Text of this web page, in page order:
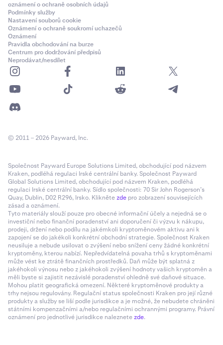
oznámení o ochraně osobních údajů
Podmínky služby
Nastavení souborů cookie
Oznámení o ochraně soukromí uchazečů
Oznámení
Pravidla obchodování na burze
Centrum pro dodržování předpisů
Neprodávat/nesdílet
© 2011 – 2026 Payward, Inc.
Společnost Payward Europe Solutions Limited, obchodující pod názvem
Kraken, podléhá regulaci Irské centrální banky. Společnost Payward
Global Solutions Limited, obchodující pod názvem Kraken, podléhá
regulaci Irské centrální banky. Sídlo společnosti: 70 Sir John Rogerson’s
Quay, Dublin, D02 R296, Irsko. Kliknětezde pro zobrazení souvisejících
zásad a oznámení.
Tyto materiály slouží pouze pro obecné informační účely a nejedná se o
investiční nebo finanční poradenství ani doporučení či výzvu k nákupu,
prodeji, držení nebo podílu na jakémkoli kryptoměnovém aktivu ani k
zapojení se do jakékoli konkrétní obchodní strategie. Společnost Kraken
neusiluje a nebude usilovat o zvýšení nebo snížení ceny žádné konkrétní
kryptoměny, kterou nabízí. Nepředvídatelná povaha trhů s kryptoměnami
může vést ke ztrátě finančních prostředků. Daň může být splatná z
jakéhokoli výnosu nebo z jakéhokoli zvýšení hodnoty vašich kryptoměn a
měli byste si zajistit nezávislé poradenství ohledně své daňové situace.
Mohou platit geografická omezení. Některé kryptoměnové produkty a
trhy nejsou regulovány. Regulační status společnosti Kraken pro její různé
produkty a služby se liší podle jurisdikce a je možné, že nebudete chráněni
státními kompenzačními a/nebo regulačními ochrannými programy. Právní
oznámení pro jednotlivé jurisdikce naleznetezde.